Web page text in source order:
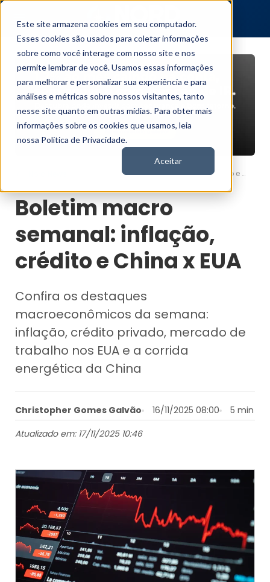
Este site armazena cookies em seu computador.
Esses cookies são usados para coletar informações
sobre como você interage com nosso site e nos
permite lembrar de você. Usamos essas informações
para melhorar e personalizar sua experiência e para
análises e métricas sobre nossos visitantes, tanto
nesse site quanto em outras mídias. Para obter mais
informações sobre os cookies que usamos, leia
nossa Política de Privacidade.
Aceitar
Boletim macro semanal: inflação, crédito e China x EUA
Boletim macro
semanal: inflação,
crédito e China x EUA
Confira os destaques
macroeconômicos da semana:
inflação, crédito privado, mercado de
trabalho nos EUA e a corrida
energética da China
Christopher Gomes Galvão 16/11/2025 08:00
5 min
Atualizado em: 17/11/2025 10:46